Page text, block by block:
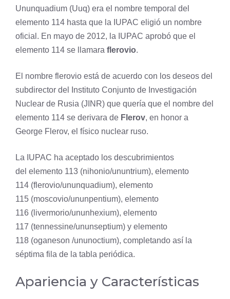
Ununquadium (Uuq) era el nombre temporal del
elemento 114 hasta que la IUPAC eligió un nombre
oficial. En mayo de 2012, la IUPAC aprobó que el
elemento 114 se llamara flerovio.
El nombre flerovio está de acuerdo con los deseos del
subdirector del Instituto Conjunto de Investigación
Nuclear de Rusia (JINR) que quería que el nombre del
elemento 114 se derivara de Flerov, en honor a
George Flerov, el físico nuclear ruso.
La IUPAC ha aceptado los descubrimientos
del elemento 113 (nihonio/ununtrium), elemento
114 (flerovio/ununquadium), elemento
115 (moscovio/ununpentium), elemento
116 ( livermorio/ununhexium), elemento
117 (tennessine/ununseptium) y elemento
118 (oganeson /ununoctium), completando así la
séptima fila de la tabla periódica.
Apariencia y Características